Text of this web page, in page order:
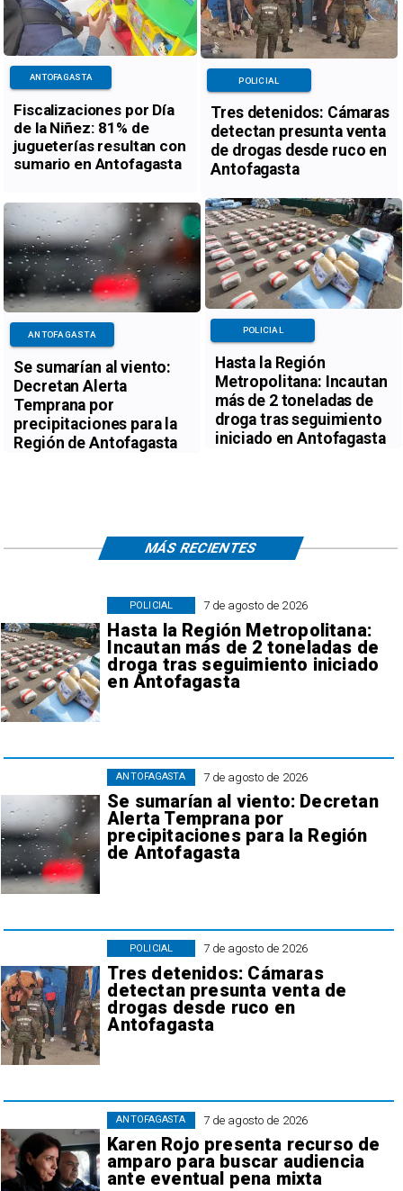
Fiscalizaciones por Día
de la Niñez: 81% de
jugueterías resultan con
sumario en Antofagasta
ANTOFAGASTA
Tres detenidos: Cámaras
detectan presunta venta
de drogas desde ruco en
Antofagasta
POLICIAL
Se sumarían al viento:
Decretan Alerta
Temprana por
precipitaciones para la
Región de Antofagasta
ANTOFAGASTA
Hasta la Región
Metropolitana: Incautan
más de 2 toneladas de
droga tras seguimiento
iniciado en Antofagasta
POLICIAL
7 de agosto de 2026
Hasta la Región Metropolitana:
Incautan más de 2 toneladas de
droga tras seguimiento iniciado
en Antofagasta
POLICIAL
7 de agosto de 2026
Se sumarían al viento: Decretan
Alerta Temprana por
precipitaciones para la Región
de Antofagasta
ANTOFAGASTA
7 de agosto de 2026
Tres detenidos: Cámaras
detectan presunta venta de
drogas desde ruco en
Antofagasta
POLICIAL
7 de agosto de 2026
Karen Rojo presenta recurso de
amparo para buscar audiencia
ante eventual pena mixta
ANTOFAGASTA
MÁS RECIENTES